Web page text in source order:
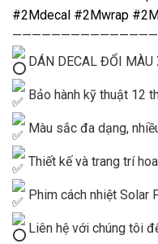
#2Mdecal #2Mwrap
DÁN DECAL ĐỔI MÀU
Bảo hành kỹ thuật 12
Màu sắc đa dạng,
Thiết kế và trang trí
Phim cách nhiệt Solar
Liên hệ với chúng tôi